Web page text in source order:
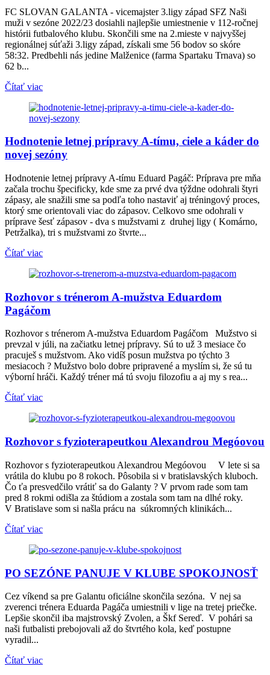
FC SLOVAN GALANTA - vicemajster 3.ligy západ SFZ Naši
muži v sezóne 2022/23 dosiahli najlepšie umiestnenie v 112-ročnej
histórii futbalového klubu. Skončili sme na 2.mieste v najvyššej
regionálnej súťaži 3.ligy západ, získali sme 56 bodov so skóre
58:32. Predbehli nás jedine Malženice (farma Spartaku Trnava) so
62 b...
Čítať viac
Hodnotenie letnej prípravy A-tímu, ciele a káder do
novej sezóny
Hodnotenie letnej prípravy A-tímu Eduard Pagáč: Príprava pre mňa
začala trochu špecificky, kde sme za prvé dva týždne odohrali štyri
zápasy, ale snažili sme sa podľa toho nastaviť aj tréningový proces,
ktorý sme orientovali viac do zápasov. Celkovo sme odohrali v
príprave šesť zápasov - dva s mužstvami z druhej ligy ( Komárno,
Petržalka), tri s mužstvami zo štvrte...
Čítať viac
Rozhovor s trénerom A-mužstva Eduardom
Pagáčom
Rozhovor s trénerom A-mužstva Eduardom Pagáčom Mužstvo si
prevzal v júli, na začiatku letnej prípravy. Sú to už 3 mesiace čo
pracuješ s mužstvom. Ako vidíš posun mužstva po týchto 3
mesiacoch ? Mužstvo bolo dobre pripravené a myslím si, že sú tu
výborní hráči. Každý tréner má tú svoju filozofiu a aj my s rea...
Čítať viac
Rozhovor s fyzioterapeutkou Alexandrou Megóovou
Rozhovor s fyzioterapeutkou Alexandrou Megóovou V lete si sa
vrátila do klubu po 8 rokoch. Pôsobila si v bratislavských kluboch.
Čo ťa presvedčilo vrátiť sa do Galanty ? V prvom rade som tam
pred 8 rokmi odišla za štúdiom a zostala som tam na dlhé roky.
V Bratislave som si našla prácu na súkromných klinikách...
Čítať viac
PO SEZÓNE PANUJE V KLUBE SPOKOJNOSŤ
Cez víkend sa pre Galantu oficiálne skončila sezóna. V nej sa
zverenci trénera Eduarda Pagáča umiestnili v lige na tretej priečke.
Lepšie skončil iba majstrovský Zvolen, a Škf Sereď. V pohári sa
naši futbalisti prebojovali až do štvrtého kola, keď postupne
vyradil...
Čítať viac